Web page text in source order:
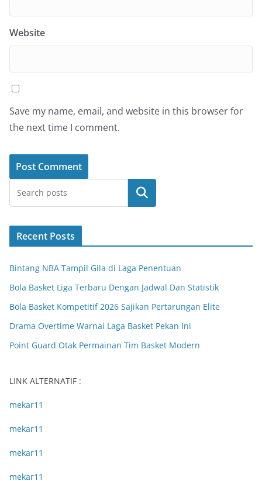
Website
Save my name, email, and website in this browser for
the next time I comment.
Search
Recent Posts
Bintang NBA Tampil Gila di Laga Penentuan
Bola Basket Liga Terbaru Dengan Jadwal Dan Statistik
Bola Basket Kompetitif 2026 Sajikan Pertarungan Elite
Drama Overtime Warnai Laga Basket Pekan Ini
Point Guard Otak Permainan Tim Basket Modern
LINK ALTERNATIF :
mekar11
mekar11
mekar11
mekar11